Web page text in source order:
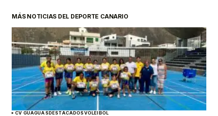
MÁS NOTICIAS DEL DEPORTE CANARIO
CV GUAGUASDESTACADOSVOLEIBOL